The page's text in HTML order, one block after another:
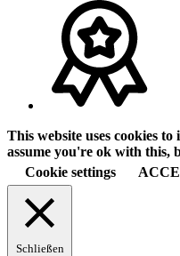
This website uses cookies
assume you're ok with this,
Cookie settings
Schließen